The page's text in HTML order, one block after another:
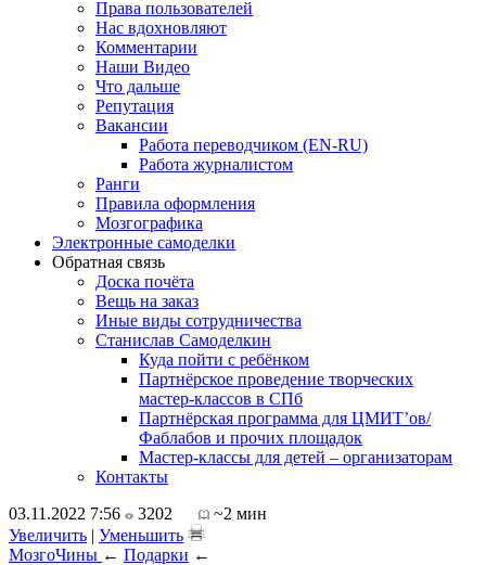
Права пользователей
Нас вдохновляют
Комментарии
Наши Видео
Что дальше
Репутация
Вакансии
Работа переводчиком (EN-RU)
Работа журналистом
Ранги
Правила оформления
Мозгографика
Электронные самоделки
Обратная связь
Доска почёта
Вещь на заказ
Иные виды сотрудничества
Станислав Самоделкин
Куда пойти с ребёнком
Партнёрское проведение творческих
мастер-классов в СПб
Партнёрская программа для ЦМИТ’ов/
Фаблабов и прочих площадок
Мастер-классы для детей – организаторам
Контакты
03.11.2022 7:56
3202
~2 мин
Увеличить | Уменьшить
МозгоЧины ← Подарки ←